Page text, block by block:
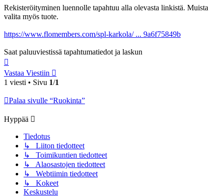
Rekisteröityminen luennolle tapahtuu alla olevasta linkistä. Muista
valita myös tuote.
https://www.flomembers.com/spl-karkola/ ... 9a6f75849b
Saat paluuviestissä tapahtumatiedot ja laskun
Vastaa Viestiin
1 viesti • Sivu 1/1
Palaa sivulle “Ruokinta”
Hyppää
Tiedotus
↳ Liiton tiedotteet
↳ Toimikuntien tiedotteet
↳ Alaosastojen tiedotteet
↳ Webtiimin tiedotteet
↳ Kokeet
Keskustelu